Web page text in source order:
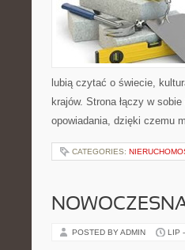
lubią czytać o świecie,
krajów. Strona łączy w
opowiadania, dzięki czemu
CATEGORIES:
POSTED BY ADMIN LIP